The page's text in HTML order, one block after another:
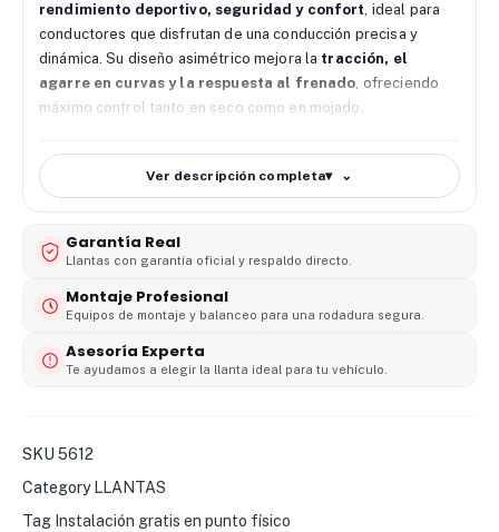
rendimiento deportivo, seguridad y confort, ideal para
conductores que disfrutan de una conducción precisa y
dinámica. Su diseño asimétrico mejora la tracción, el
agarre en curvas y la respuesta al frenado, ofreciendo
máximo control tanto en seco como en mojado.
garantiza
mayor durabilidad, desgaste uniforme y menor
ruido de rodamiento, brindando una experiencia de manejo
deportivos, que buscan desempeño sin sacrificar
comodidad.
Beneficios destacados:
Excelente agarre y maniobrabilidad en todo tipo de clima
🌧️☀️
Desgaste uniforme y mayor vida útil ⚙️
Ideal para conductores que buscan estilo y rendimiento
deportivo 🔥
Ver descripción completa▾
Garantía Real
Llantas con garantía oficial y respaldo directo.
Montaje Profesional
Equipos de montaje y balanceo para una rodadura segura.
Asesoría Experta
Te ayudamos a elegir la llanta ideal para tu vehículo.
SKU 5612
Category LLANTAS
Tag Instalación gratis en punto físico